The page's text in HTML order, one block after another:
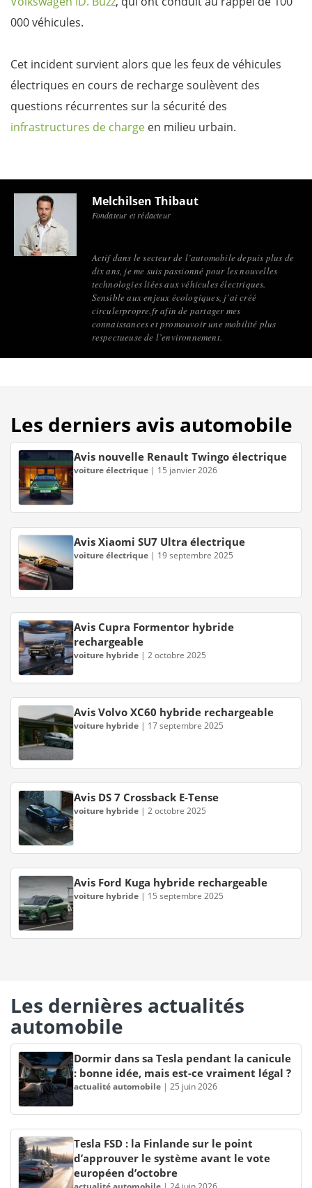
000 véhicules.
Cet incident survient alors que les feux de véhicules
électriques en cours de recharge soulèvent des
questions récurrentes sur la sécurité des
infrastructures de charge en milieu urbain.
Melchilsen Thibaut
Fondateur et rédacteur
Actif dans le secteur de l’automobile depuis plus de
dix ans, je me suis passionné pour les nouvelles
technologies liées aux véhicules électriques.
Sensible aux enjeux écologiques, j’ai créé
circulerpropre.fr afin de partager mes
connaissances et promouvoir une mobilité plus
respectueuse de l’environnement.
Les derniers avis automobile
Avis nouvelle Renault Twingo électrique
voiture électrique | 15 janvier 2026
Avis Xiaomi SU7 Ultra électrique
voiture électrique | 19 septembre 2025
Avis Cupra Formentor hybride
rechargeable
voiture hybride | 2 octobre 2025
Avis Volvo XC60 hybride rechargeable
voiture hybride | 17 septembre 2025
Avis DS 7 Crossback E-Tense
voiture hybride | 2 octobre 2025
Avis Ford Kuga hybride rechargeable
voiture hybride | 15 septembre 2025
Les dernières actualités
automobile
Dormir dans sa Tesla pendant la canicule
: bonne idée, mais est-ce vraiment légal ?
actualité automobile | 25 juin 2026
Tesla FSD : la Finlande sur le point
d’approuver le système avant le vote
européen d’octobre